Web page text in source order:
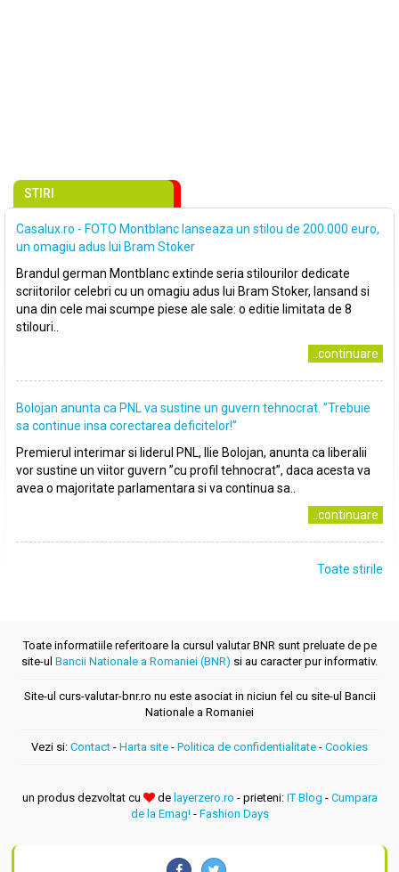
STIRI
Casalux.ro - FOTO Montblanc lanseaza un stilou de 200.000 euro,
un omagiu adus lui Bram Stoker
Brandul german Montblanc extinde seria stilourilor dedicate
scriitorilor celebri cu un omagiu adus lui Bram Stoker, lansand si
una din cele mai scumpe piese ale sale: o editie limitata de 8
stilouri..
..continuare
Bolojan anunta ca PNL va sustine un guvern tehnocrat. ”Trebuie
sa continue insa corectarea deficitelor!”
Premierul interimar si liderul PNL, Ilie Bolojan, anunta ca liberalii
vor sustine un viitor guvern ”cu profil tehnocrat”, daca acesta va
avea o majoritate parlamentara si va continua sa..
..continuare
Toate stirile
Toate informatiile referitoare la cursul valutar BNR sunt preluate de pe
site-ul Bancii Nationale a Romaniei (BNR) si au caracter pur informativ.
Site-ul curs-valutar-bnr.ro nu este asociat in niciun fel cu site-ul Bancii
Nationale a Romaniei
Vezi si: Contact - Harta site - Politica de confidentialitate - Cookies
un produs dezvoltat cu de layerzero.ro - prieteni: IT Blog - Cumpara
de la Emag!- Fashion Days